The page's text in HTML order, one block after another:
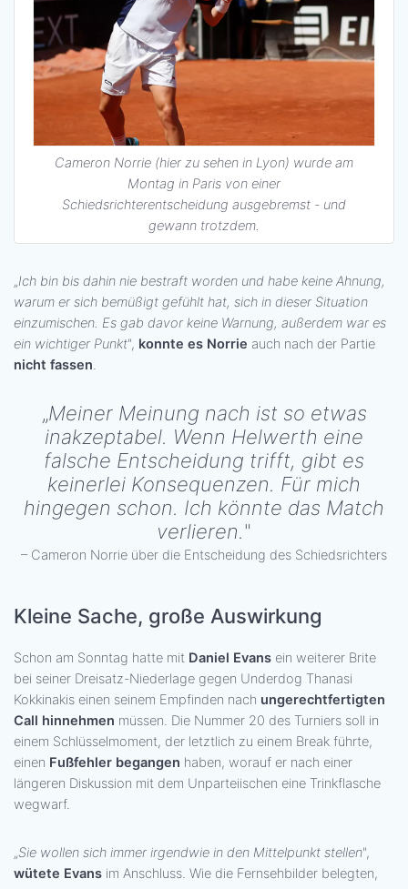
Cameron Norrie (hier zu sehen in Lyon) wurde am
Montag in Paris von einer
Schiedsrichterentscheidung ausgebremst - und
gewann trotzdem.
„Ich bin bis dahin nie bestraft worden und habe keine Ahnung,
warum er sich bemüßigt gefühlt hat, sich in dieser Situation
einzumischen. Es gab davor keine Warnung, außerdem war es
ein wichtiger Punkt", konnte es Norrie auch nach der Partie
nicht fassen
„Meiner Meinung nach ist so etwas
inakzeptabel. Wenn Helwerth eine
falsche Entscheidung trifft, gibt es
keinerlei Konsequenzen. Für mich
hingegen schon. Ich könnte das Match
verlieren."
– Cameron Norrie über die Entscheidung des Schiedsrichters
Kleine Sache, große Auswirkung
Schon am Sonntag hatte mit Daniel Evans ein weiterer Brite
bei seiner Dreisatz-Niederlage gegen Underdog Thanasi
Kokkinakis einen seinem Empfinden nach ungerechtfertigten
Call hinnehmen müssen. Die Nummer 20 des Turniers soll in
einem Schlüsselmoment, der letztlich zu einem Break führte,
einen Fußfehler begangen haben, worauf er nach einer
längeren Diskussion mit dem Unparteiischen eine Trinkflasche
wegwarf.
„Sie wollen sich immer irgendwie in den Mittelpunkt stellen",
wütete Evans im Anschluss. Wie die Fernsehbilder belegten,